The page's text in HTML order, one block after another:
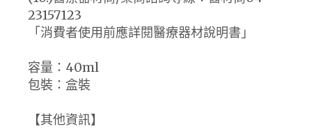
23157123
「消費者使用前應詳閱醫療器材說明書」
容量：40ml
包裝：盒裝
【其他資訊】